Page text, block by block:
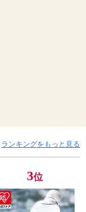
ランキングをもっと見る
3位